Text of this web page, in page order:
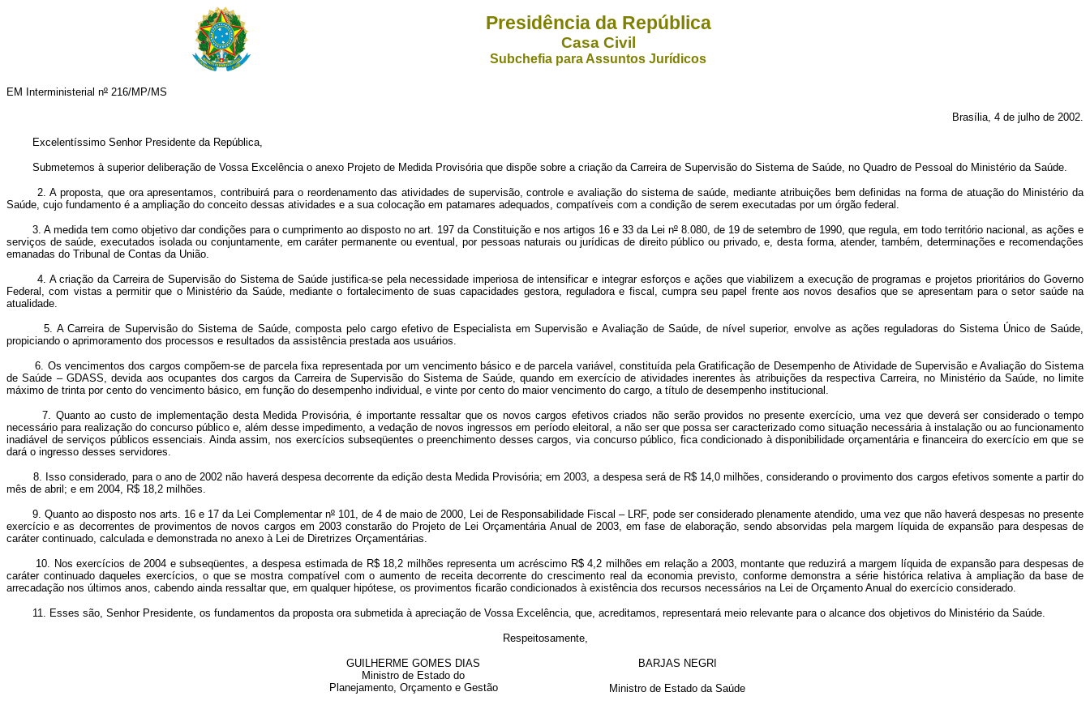
Presidência da República
Casa Civil
Subchefia para Assuntos Jurídicos
EM Interministerial nº 216/MP/MS
Brasília, 4 de julho de 2002.
Excelentíssimo Senhor Presidente da República,
Submetemos à superior deliberação de Vossa Excelência o anexo Projeto de Medida Provisória que dispõe sobre a criação da Carreira de Supervisão do Sistema de Saúde, no Quadro de Pessoal do Ministério da Saúde.
2. A proposta, que ora apresentamos, contribuirá para o reordenamento das atividades de supervisão, controle e avaliação do sistema de saúde, mediante atribuições bem definidas na forma de atuação do Ministério da
Saúde, cujo fundamento é a ampliação do conceito dessas atividades e a sua colocação em patamares adequados, compatíveis com a condição de serem executadas por um órgão federal.
3. A medida tem como objetivo dar condições para o cumprimento ao disposto no art. 197 da Constituição e nos artigos 16 e 33 da Lei nº8.080, de 19 de setembro de 1990, que regula, em todo território nacional, as ações e
serviços de saúde, executados isolada ou conjuntamente, em caráter permanente ou eventual, por pessoas naturais ou jurídicas de direito público ou privado, e, desta forma, atender, também, determinações e recomendações
emanadas do Tribunal de Contas da União.
4. A criação da Carreira de Supervisão do Sistema de Saúde justifica-se pela necessidade imperiosa de intensificar e integrar esforços e ações que viabilizem a execução de programas e projetos prioritários do Governo
Federal, com vistas a permitir que o Ministério da Saúde, mediante o fortalecimento de suas capacidades gestora, reguladora e fiscal, cumpra seu papel frente aos novos desafios que se apresentam para o setor saúde na
atualidade.
5. A Carreira de Supervisão do Sistema de Saúde, composta pelo cargo efetivo de Especialista em Supervisão e Avaliação de Saúde, de nível superior, envolve as ações reguladoras do Sistema Único de Saúde,
propiciando o aprimoramento dos processos e resultados da assistência prestada aos usuários.
6. Os vencimentos dos cargos compõem-se de parcela fixa representada por um vencimento básico e de parcela variável, constituída pela Gratificação de Desempenho de Atividade de Supervisão e Avaliação do Sistema
de Saúde – GDASS, devida aos ocupantes dos cargos da Carreira de Supervisão do Sistema de Saúde, quando em exercício de atividades inerentes às atribuições da respectiva Carreira, no Ministério da Saúde, no limite
máximo de trinta por cento do vencimento básico, em função do desempenho individual, e vinte por cento do maior vencimento do cargo, a título de desempenho institucional.
7. Quanto ao custo de implementação desta Medida Provisória, é importante ressaltar que os novos cargos efetivos criados não serão providos no presente exercício, uma vez que deverá ser considerado o tempo
necessário para realização do concurso público e, além desse impedimento, a vedação de novos ingressos em período eleitoral, a não ser que possa ser caracterizado como situação necessária à instalação ou ao funcionamento
inadiável de serviços públicos essenciais. Ainda assim, nos exercícios subseqüentes o preenchimento desses cargos, via concurso público, fica condicionado à disponibilidade orçamentária e financeira do exercício em que se
dará o ingresso desses servidores.
8. Isso considerado, para o ano de 2002 não haverá despesa decorrente da edição desta Medida Provisória; em 2003, a despesa será de R$ 14,0 milhões, considerando o provimento dos cargos efetivos somente a partir do
mês de abril; e em 2004, R$ 18,2 milhões.
9. Quanto ao disposto nos arts. 16 e 17 da Lei Complementar nº 101, de 4 de maio de 2000, Lei de Responsabilidade Fiscal – LRF, pode ser considerado plenamente atendido, uma vez que não haverá despesas no presente
exercício e as decorrentes de provimentos de novos cargos em 2003 constarão do Projeto de Lei Orçamentária Anual de 2003, em fase de elaboração, sendo absorvidas pela margem líquida de expansão para despesas de
caráter continuado, calculada e demonstrada no anexo à Lei de Diretrizes Orçamentárias.
10. Nos exercícios de 2004 e subseqüentes, a despesa estimada de R$ 18,2 milhões representa um acréscimo R$ 4,2 milhões em relação a 2003, montante que reduzirá a margem líquida de expansão para despesas de
caráter continuado daqueles exercícios, o que se mostra compatível com o aumento de receita decorrente do crescimento real da economia previsto, conforme demonstra a série histórica relativa à ampliação da base de
arrecadação nos últimos anos, cabendo ainda ressaltar que, em qualquer hipótese, os provimentos ficarão condicionados à existência dos recursos necessários na Lei de Orçamento Anual do exercício considerado.
11. Esses são, Senhor Presidente, os fundamentos da proposta ora submetida à apreciação de Vossa Excelência, que, acreditamos, representará meio relevante para o alcance dos objetivos do Ministério da Saúde.
Respeitosamente,
GUILHERME GOMES DIAS
Ministro de Estado do
Planejamento, Orçamento e Gestão
BARJAS NEGRI
Ministro de Estado da Saúde